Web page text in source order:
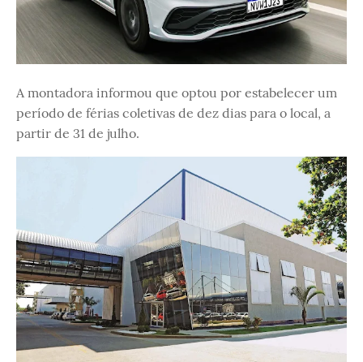
A montadora informou que optou por estabelecer um
período de férias coletivas de dez dias para o local, a
partir de 31 de julho.